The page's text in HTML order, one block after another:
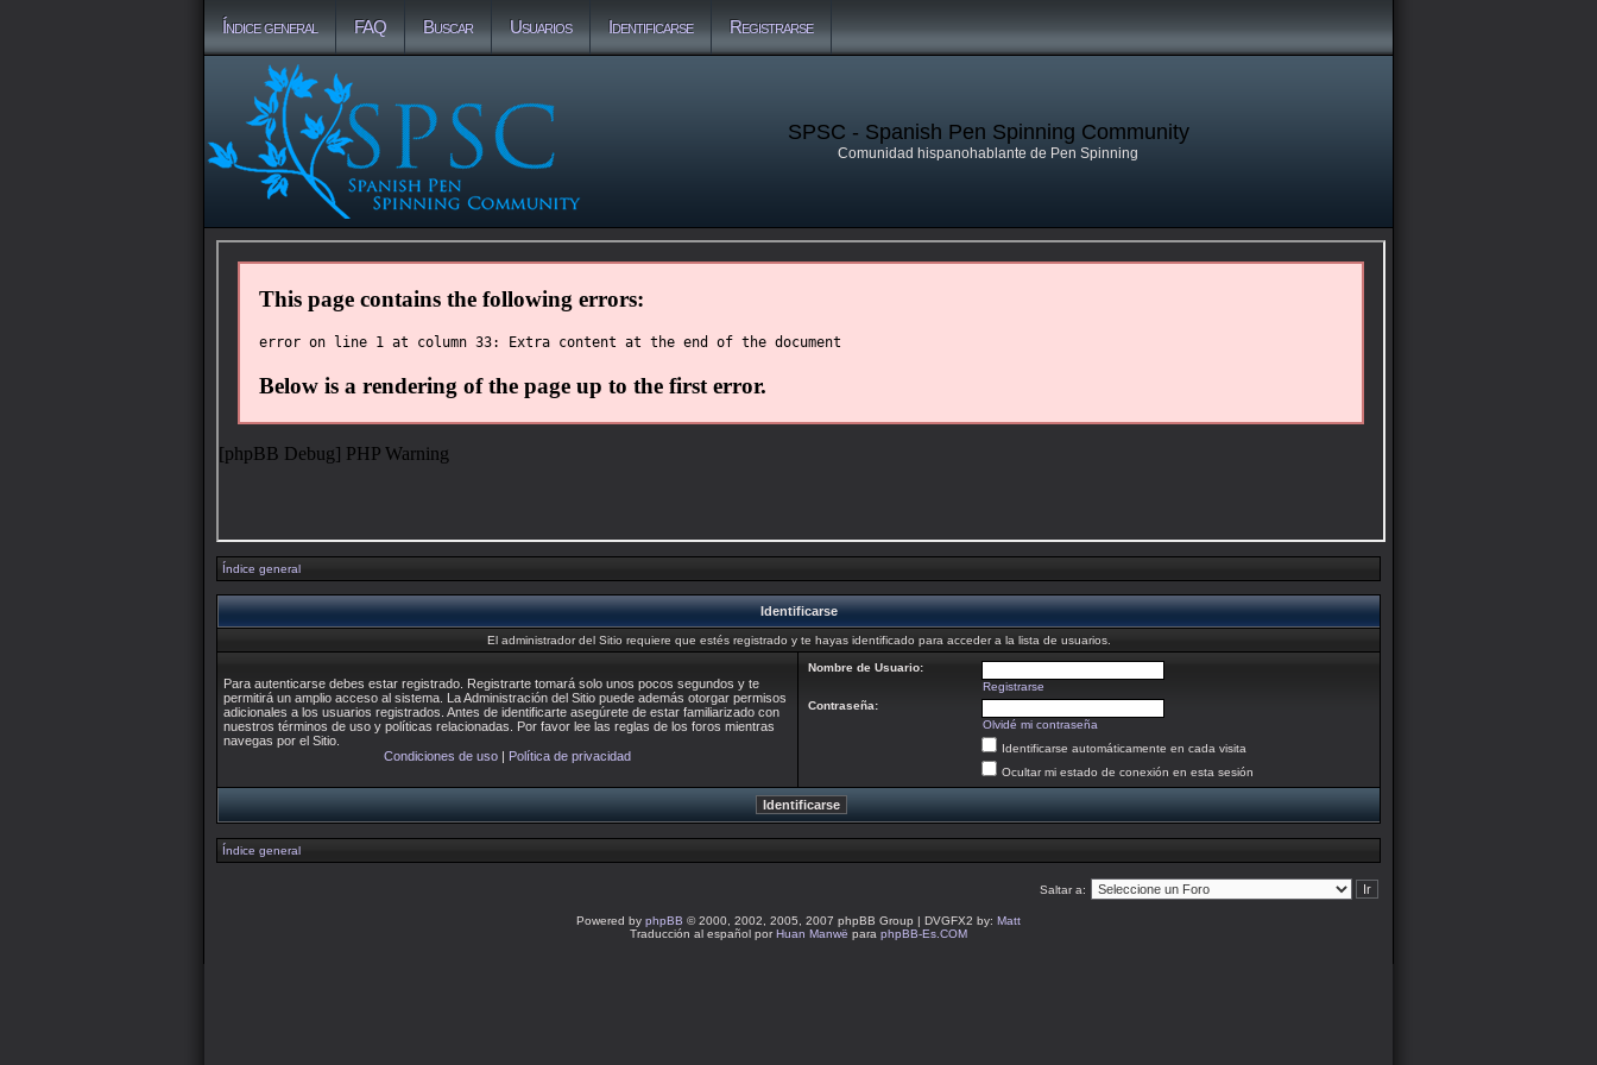
Índice general FAQ Buscar Usuarios Identificarse Registrarse
SPSC - Spanish Pen Spinning Community
Comunidad hispanohablante de Pen Spinning
Índice general
Identificarse
El administrador del Sitio requiere que estés registrado y te hayas identificado para acceder a la lista de usuarios.
Para autenticarse debes estar registrado. Registrarte tomará solo unos pocos segundos y te
permitirá un amplio acceso al sistema. La Administración del Sitio puede además otorgar permisos
adicionales a los usuarios registrados. Antes de identificarte asegúrete de estar familiarizado con
nuestros términos de uso y políticas relacionadas. Por favor lee las reglas de los foros mientras
navegas por el Sitio.
Condiciones de uso | Política de privacidad
Nombre de Usuario:
Registrarse
Contraseña:
Olvidé mi contraseña
Identificarse automáticamente en cada visita
Ocultar mi estado de conexión en esta sesión
Índice general
Saltar a:
Powered by phpBB © 2000, 2002, 2005, 2007 phpBB Group | DVGFX2 by: Matt
Traducción al español porHuan Manwë para phpBB-Es.COM